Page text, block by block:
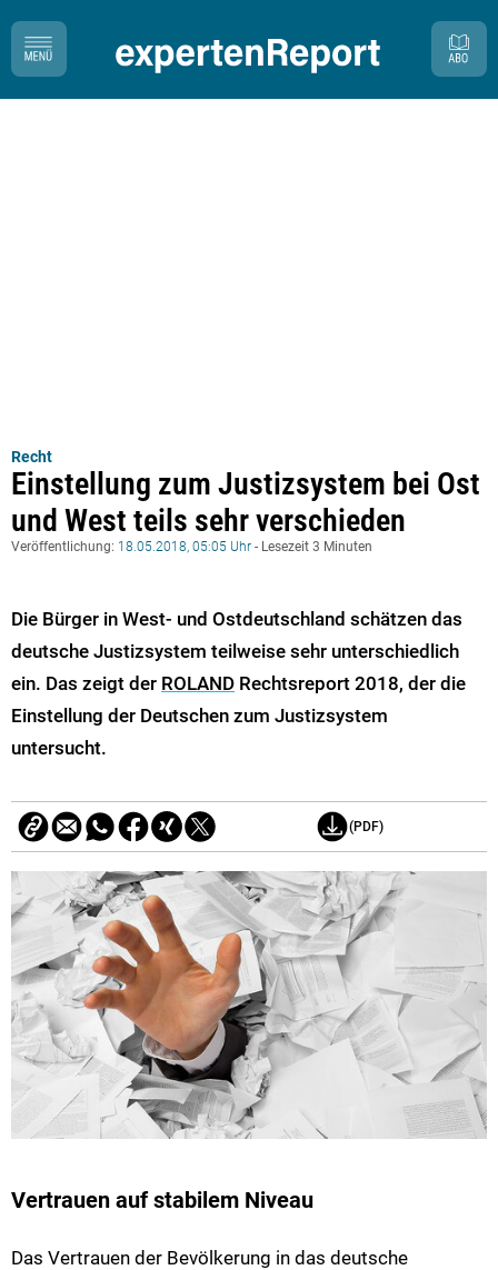
Recht
Einstellung zum Justizsystem bei Ost
und West teils sehr verschieden
Veröffentlichung: 18.05.2018, 05:05 Uhr - Lesezeit 3 Minuten
Die Bürger in West- und Ostdeutschland schätzen das
deutsche Justizsystem teilweise sehr unterschiedlich
ein. Das zeigt der ROLAND Rechtsreport 2018, der die
Einstellung der Deutschen zum Justizsystem
untersucht.
(PDF)
Vertrauen auf stabilem Niveau
Das Vertrauen der Bevölkerung in das deutsche